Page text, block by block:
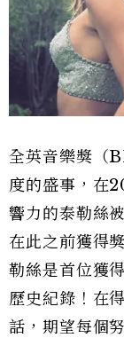
全英音樂獎（
度的盛事，在
響力的泰勒絲
在此之前獲得
勒絲是首位獲
歷史紀錄！在
話，期望每個